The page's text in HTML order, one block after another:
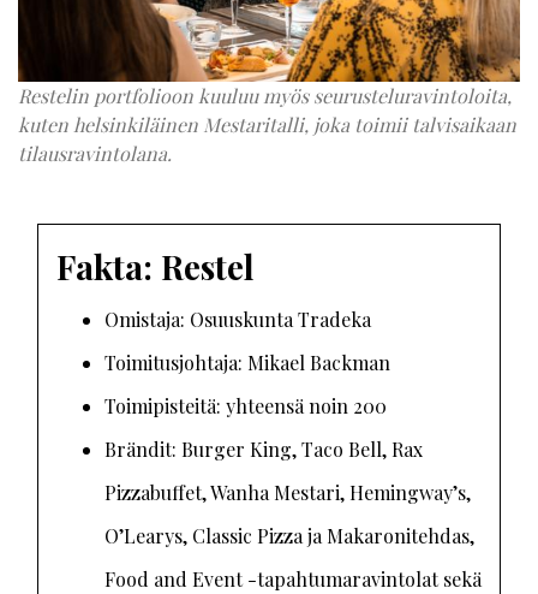
Restelin portfolioon kuuluu myös seurusteluravintoloita,
kuten helsinkiläinen Mestaritalli, joka toimii talvisaikaan
tilausravintolana.
Fakta: Restel
Omistaja: Osuuskunta Tradeka
Toimitusjohtaja: Mikael Backman
Toimipisteitä: yhteensä noin 200
Brändit: Burger King, Taco Bell, Rax
Pizzabuffet, Wanha Mestari, Hemingway’s,
O’Learys, Classic Pizza ja Makaronitehdas,
Food and Event -tapahtumaravintolat sekä